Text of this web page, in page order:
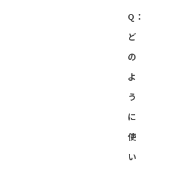
Q：
ど
の
よ
う
に
使
い